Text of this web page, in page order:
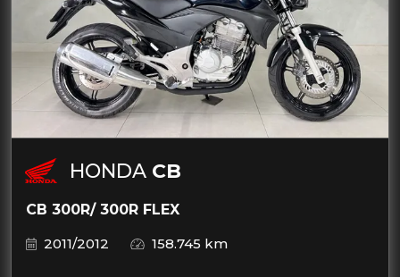
HONDA CB
CB 300R/ 300R FLEX
2011/2012
158.745 km